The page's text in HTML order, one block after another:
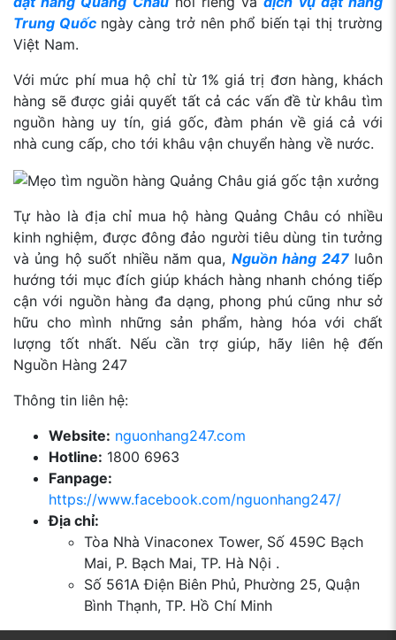
Trung Quốc ngày càng trở nên phổ biến tại thị trường
Việt Nam.
Với mức phí mua hộ chỉ từ 1% giá trị đơn hàng, khách
hàng sẽ được giải quyết tất cả các vấn đề từ khâu tìm
nguồn hàng uy tín, giá gốc, đàm phán về giá cả với
nhà cung cấp, cho tới khâu vận chuyển hàng về nước.
Tự hào là địa chỉ mua hộ hàng Quảng Châu có nhiều
kinh nghiệm, được đông đảo người tiêu dùng tin tưởng
và ủng hộ suốt nhiều năm qua, Nguồn hàng 247luôn
hướng tới mục đích giúp khách hàng nhanh chóng tiếp
cận với nguồn hàng đa dạng, phong phú cũng như sở
hữu cho mình những sản phẩm, hàng hóa với chất
lượng tốt nhất. Nếu cần trợ giúp, hãy liên hệ đến
Nguồn Hàng 247
Thông tin liên hệ:
Website: nguonhang247.com
Hotline: 1800 6963
Fanpage:
https://www.facebook.com/nguonhang247/
Địa chỉ:
Tòa Nhà Vinaconex Tower, Số 459C Bạch
Mai, P. Bạch Mai, TP. Hà Nội .
Số 561A Điện Biên Phủ, Phường 25, Quận
Bình Thạnh, TP. Hồ Chí Minh